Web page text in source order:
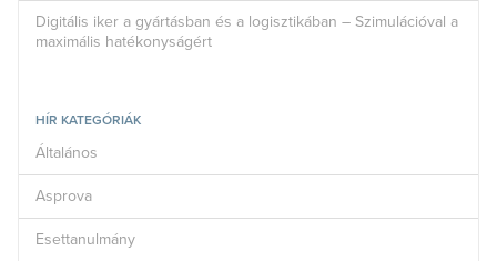
Digitális iker a gyártásban és a logisztikában – Szimulációval a
maximális hatékonyságért
HÍR KATEGÓRIÁK
Általános
Asprova
Esettanulmány